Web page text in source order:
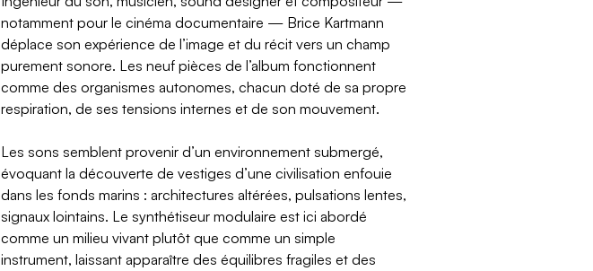
notamment pour le cinéma documentaire — Brice Kartmann
déplace son expérience de l’image et du récit vers un champ
purement sonore. Les neuf pièces de l’album fonctionnent
comme des organismes autonomes, chacun doté de sa propre
respiration, de ses tensions internes et de son mouvement.
Les sons semblent provenir d’un environnement submergé,
évoquant la découverte de vestiges d’une civilisation enfouie
dans les fonds marins : architectures altérées, pulsations lentes,
signaux lointains. Le synthétiseur modulaire est ici abordé
comme un milieu vivant plutôt que comme un simple
instrument, laissant apparaître des équilibres fragiles et des